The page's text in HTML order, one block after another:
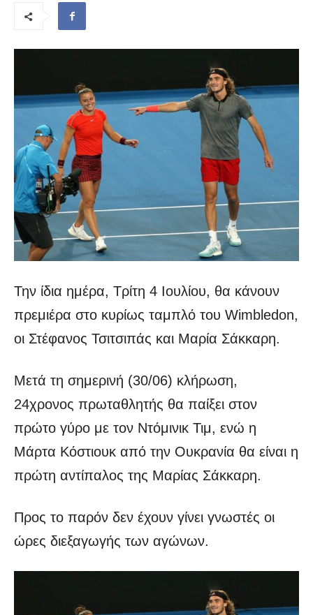
Την ίδια ημέρα, Τρίτη 4 Ιουλίου, θα κάνουν
πρεμιέρα στο κυρίως ταμπλό του Wimbledon,
οι Στέφανος Τσιτσιπάς και Μαρία Σάκκαρη.
Μετά τη σημερινή (30/06) κλήρωση,
24χρονος πρωταθλητής θα παίξει στον
πρώτο γύρο με τον Ντόμινικ Τιμ, ενώ η
Μάρτα Κόστιουκ από την Ουκρανία θα είναι η
πρώτη αντίπαλος της Μαρίας Σάκκαρη.
Προς το παρόν δεν έχουν γίνει γνωστές οι
ώρες διεξαγωγής των αγώνων.